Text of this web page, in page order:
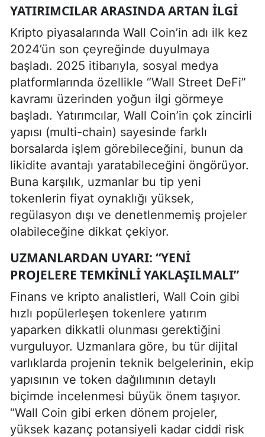
YATIRIMCILAR ARASINDA ARTAN İLGI
Kripto piyasalarında Wall Coin’in adı ilk kez
2024’ün son çeyreğinde duyulmaya
başladı. 2025 itibarıyla, sosyal medya
platformlarında özellikle “Wall Street DeFi”
kavramı üzerinden yoğun ilgi görmeye
başladı. Yatırımcılar, Wall Coin’in çok zincirli
yapısı (multi-chain) sayesinde farklı
borsalarda işlem görebileceğini, bunun da
likidite avantajı yaratabileceğini öngörüyor.
Buna karşılık, uzmanlar bu tip yeni
tokenlerin fiyat oynaklığı yüksek,
regülasyon dışı ve denetlenmemiş projeler
olabileceğine dikkat çekiyor.
UZMANLARDAN UYARI: “YENI
PROJELERE TEMKINLI YAKLAŞILMALI”
Finans ve kripto analistleri, Wall Coin gibi
hızlı popülerleşen tokenlere yatırım
yaparken dikkatli olunması gerektiğini
vurguluyor. Uzmanlara göre, bu tür dijital
varlıklarda projenin teknik belgelerinin, ekip
yapısının ve token dağılımının detaylı
biçimde incelenmesi büyük önem taşıyor.
“Wall Coin gibi erken dönem projeler,
yüksek kazanç potansiyeli kadar ciddi risk